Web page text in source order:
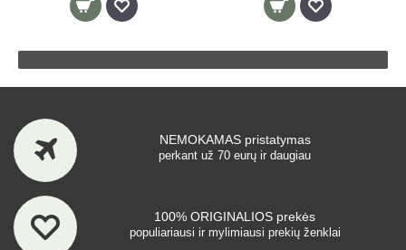
NEMOKAMAS pristatymas
perkant už 70 eurų ir daugiau
100% ORIGINALIOS prekės
populiariausi ir mylimiausi prekių ženklai